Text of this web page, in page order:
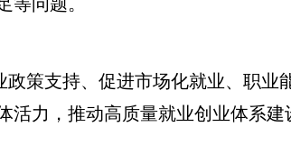
支持、促进市场化就业、职业
力，推动高质量就业创业体系建